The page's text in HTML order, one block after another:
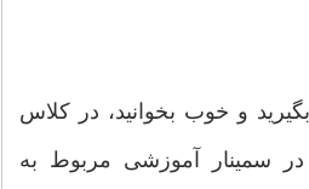
و خوب بخوانید، در کلاس
در سمینار آموزشی مربوط به